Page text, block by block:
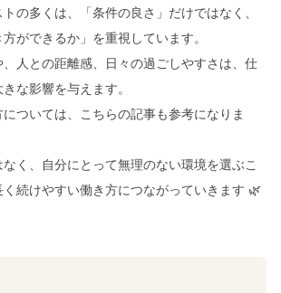
の多くは、「条件の良さ」だけではなく、
方ができるか」を重視しています。
人との距離感、日々の過ごしやすさは、仕
な影響を与えます。
ついては、こちらの記事も参考になりま
く、自分にとって無理のない環境を選ぶこ
続けやすい働き方につながっていきます 🌿